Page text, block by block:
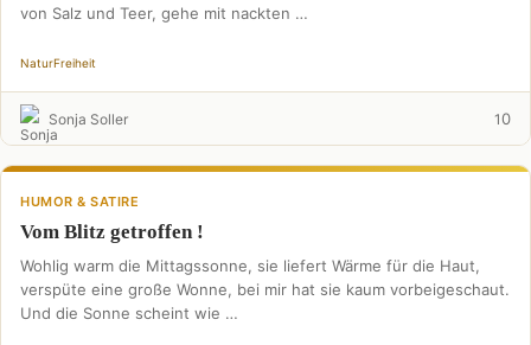
von Salz und Teer, gehe mit nackten …
NaturFreiheit
Sonja Soller 10
HUMOR & SATIRE
Vom Blitz getroffen !
Wohlig warm die Mittagssonne, sie liefert Wärme für die Haut,
verspüte eine große Wonne, bei mir hat sie kaum vorbeigeschaut.
Und die Sonne scheint wie …